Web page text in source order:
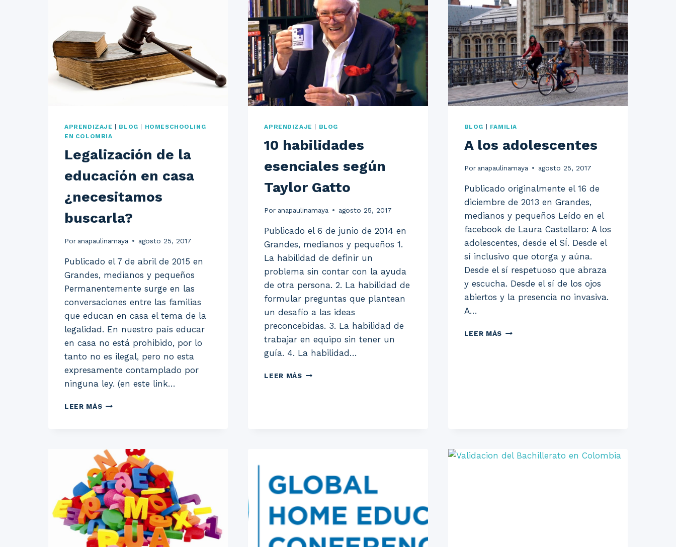
APRENDIZAJE BLOG
HOMESCHOOLING
EN COLOMBIA
Legalización de la
educación en casa
¿necesitamos
buscarla?
Por anapaulinamaya agosto 25, 2017
Publicado el 7 de abril de 2015 en
Grandes, medianos y pequeños
Permanentemente surge en las
conversaciones entre las familias
que educan en casa el tema de la
legalidad. En nuestro país educar
en casa no está prohibido, por lo
tanto no es ilegal, pero no esta
expresamente contamplado por
ninguna ley. (en este link…
LEER MÁSLEGALIZACIÓN
CASA
¿NECESITAMOS
BUSCARLA?
APRENDIZAJE BLOG
10 habilidades
esenciales según
Taylor Gatto
Por anapaulinamaya agosto 25, 2017
Publicado el 6 de junio de 2014 en
Grandes, medianos y pequeños 1.
La habilidad de definir un
problema sin contar con la ayuda
de otra persona. 2. La habilidad de
formular preguntas que plantean
un desafío a las ideas
preconcebidas. 3. La habilidad de
trabajar en equipo sin tener un
guía. 4. La habilidad…
LEER MÁS10
BLOG FAMILIA
A los adolescentes
Por anapaulinamaya agosto 25, 2017
Publicado originalmente el 16 de
diciembre de 2013 en Grandes,
medianos y pequeños Leído en el
facebook de Laura Castellaro: A los
adolescentes, desde el SÍ. Desde el
sí inclusivo que otorga y aúna.
Desde el sí respetuoso que abraza
y escucha. Desde el sí de los ojos
abiertos y la presencia no invasiva.
A…
LEER MÁS